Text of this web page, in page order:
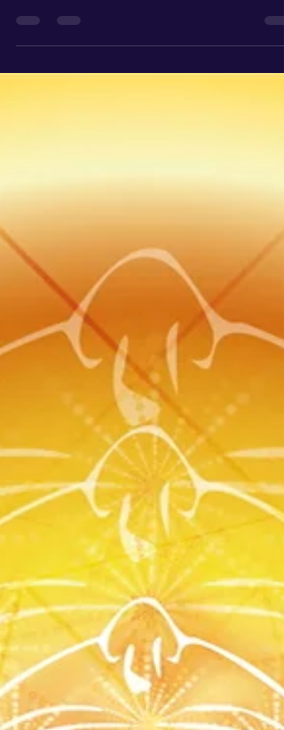
SIGNATURES VIBRATOIRES
"NAHK" pour Karine NAHKAG
Et voici "NAHK" la signature vibratoire de Karine